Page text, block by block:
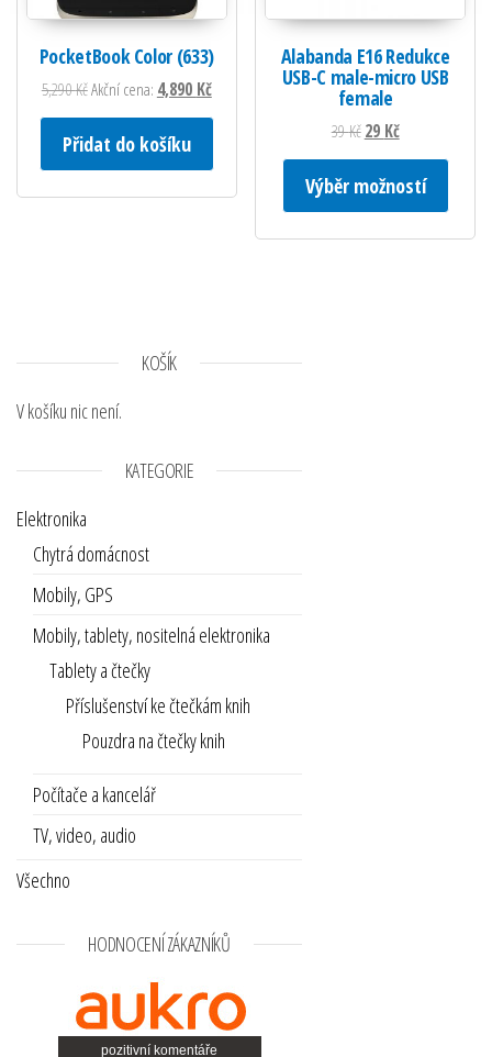
PocketBook Color (633)
5,290KčPůvodní cena byla: 5,290 Kč.
Akční cena: 4,890 KčAktuální cena je: 4,890 Kč.
Přidat do košíku
Alabanda E16 Redukce
USB-C male-micro USB
female
39Kč Původní cena byla: 39
29 KčAktuální cena
Výběr možností
Tento
KOŠÍK
V košíku nic není.
KATEGORIE
Elektronika
Chytrá domácnost
Mobily, GPS
Mobily, tablety, nositelná elektronika
Tablety a čtečky
Příslušenství ke čtečkám knih
Pouzdra na čtečky knih
Počítače a kancelář
TV, video, audio
Všechno
HODNOCENÍ ZÁKAZNÍKŮ
pozitivní komentáře